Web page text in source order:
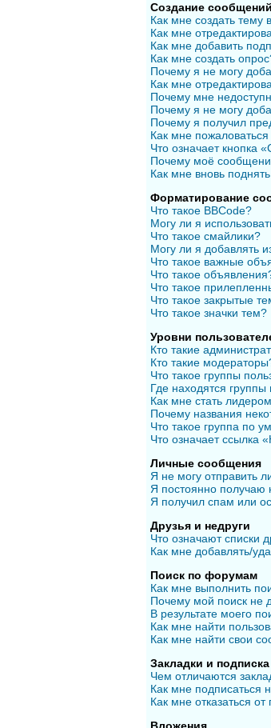
Создание сообщений
Как мне создать тему
Как мне
Как мне добавить
Как мне создать
Почему я не могу
Как мне
Почему мне
Почему я не могу
Почему я получил
Как мне
Что означает кнопка
Почему моё
Как мне вновь
Форматирование
Что такое BBCode?
Могу ли я
Что такое смайлики?
Могу ли я добавлять
Что такое важные
Что такое
Что такое
Что такое закрытые
Что такое значки тем?
Уровни
Кто такие
Кто такие
Что такое группы
Где находятся группы
Как мне стать
Почему названия
Что такое группа по
Что означает ссылка
Личные сообщения
Я не могу отправить
Я постоянно
Я получил спам или
Друзья и недруги
Что означают списки
Как мне добавлять/
Поиск по форумам
Как мне выполнить
Почему мой поиск не
В результате моего
Как мне найти
Как мне найти свои
Закладки и
Чем отличаются
Как мне подписаться
Как мне отказаться от